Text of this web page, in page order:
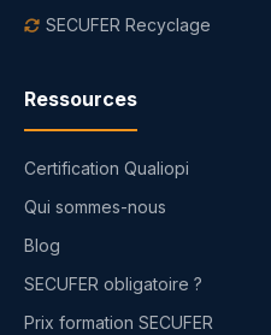
SECUFER Recyclage
Ressources
Certification Qualiopi
Qui sommes-nous
Blog
SECUFER obligatoire ?
Prix formation SECUFER